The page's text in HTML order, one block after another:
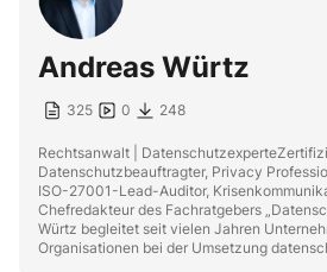
Andreas Würtz
325 0 248
Rechtsanwalt |
Datenschutzbeauftragter, Privacy
ISO-27001-Lead-Auditor,
Chefredakteur des Fachratgebers
Würtz begleitet seit vielen Jahren
Organisationen bei der Umsetzung